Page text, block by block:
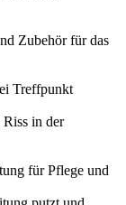
Zubehör für das
Treffpunkt
für Pflege und